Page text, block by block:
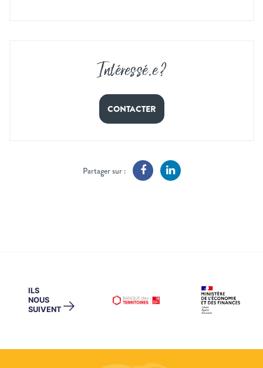
Intéressé.e ?
CONTACTER
Partager sur :
ILS
NOUS
SUIVENT →